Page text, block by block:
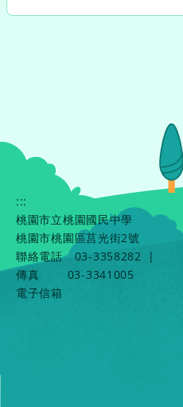
:::
桃園市立桃園國民中學
桃園市桃園區莒光街2號
聯絡電話
03-3358282
|
傳真
03-3341005
電子信箱